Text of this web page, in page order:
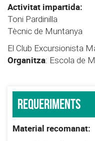
Activitat impartida:
Toni Pardinilla
Tècnic de Muntanya
El Club Excursionista
Organitza: Escola de
Requeriments
Material recomanat: